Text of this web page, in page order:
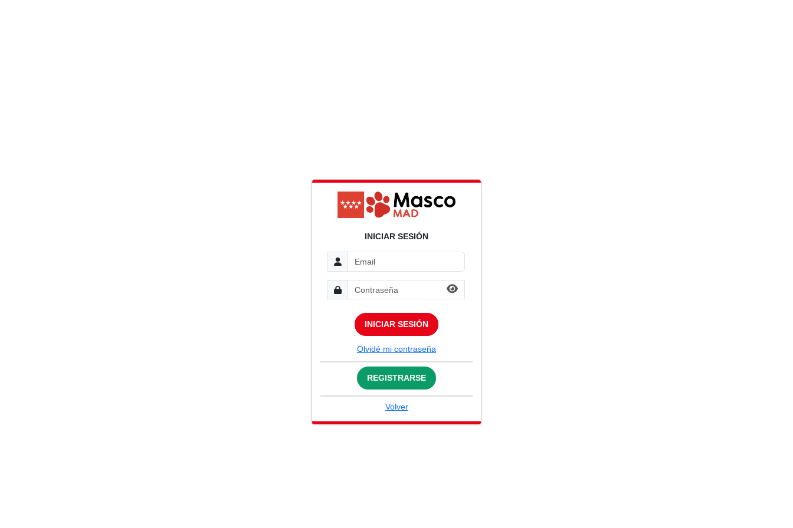
INICIAR SESIÓN
INICIAR SESIÓN
Olvidé mi contraseña
REGISTRARSE
Volver